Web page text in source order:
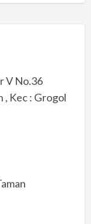
V No.36
, Kec : Grogol